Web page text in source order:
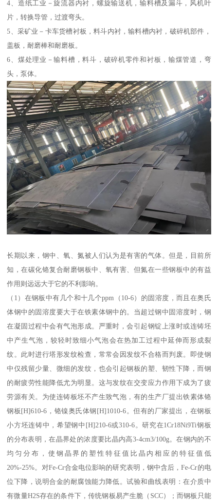
4、造纸工业－旋流器内衬，螺旋输送机，输料槽及漏斗，风机叶
片，转换导管，过渡弯头。
5、采矿业－卡车货槽衬板，料斗内衬，输料槽内衬，破碎机部件，
盖板，耐磨棒和耐磨板。
6、煤处理业－输料槽，料斗，破碎机零件和衬板，输煤管道，弯
头，泵体。
长期以来，钢中、氧、氮被人们认为是有害的气体。但是，目前所
知，在碳化铬复合耐磨钢板中、氧有害、但氮在一些钢板中的有益
作用则远远大于它的不利影响。
（1）在钢板中有几个和十几个ppm（10-6）的固溶度，而且在奥氏
体钢中的固溶度要大于在铁素体钢中的。当超过钢中固溶度时，钢
在凝固过程中会有气泡形成。严重时，会引起钢锭上涨时或连铸坯
中产生气泡，较轻时致细小气泡会在热加工过程中延伸而形成裂
纹。此时进行塔形发纹检查，常常会因发纹不合格而判废。即使钢
中仅残留少量、微细的发纹，也会引起钢板的塑、韧性下降，而钢
的耐疲劳性能降低尤为明显。这与发纹在交变应力作用下成为了疲
劳源有关。为使连铸板坯不产生致气泡，有的生产厂提出铁素体铬
钢板[H]610-6，铬镍奥氏体钢[H]1010-6。但有的厂家提出，在钢板
小方坯连铸中，希望钢中[H]210-6或310-6。研究在1Cr18Ni9Ti钢板
的分布表明，在晶界处的浓度要比晶内高3-4cm3/100g。在钢内的不
均匀分布，使钢晶界的塑性特征值比晶内相应的特征值低
20%-25%。对Fe-Cr合金电位影响的研究表明，钢中含后，Fe-Cr的电
位下降，说明合金的耐腐蚀能力降低。试验和曲线表明：在介质中
有微量H2S存在的条件下，传统钢板易产生脆（SCC）；而钢板只能